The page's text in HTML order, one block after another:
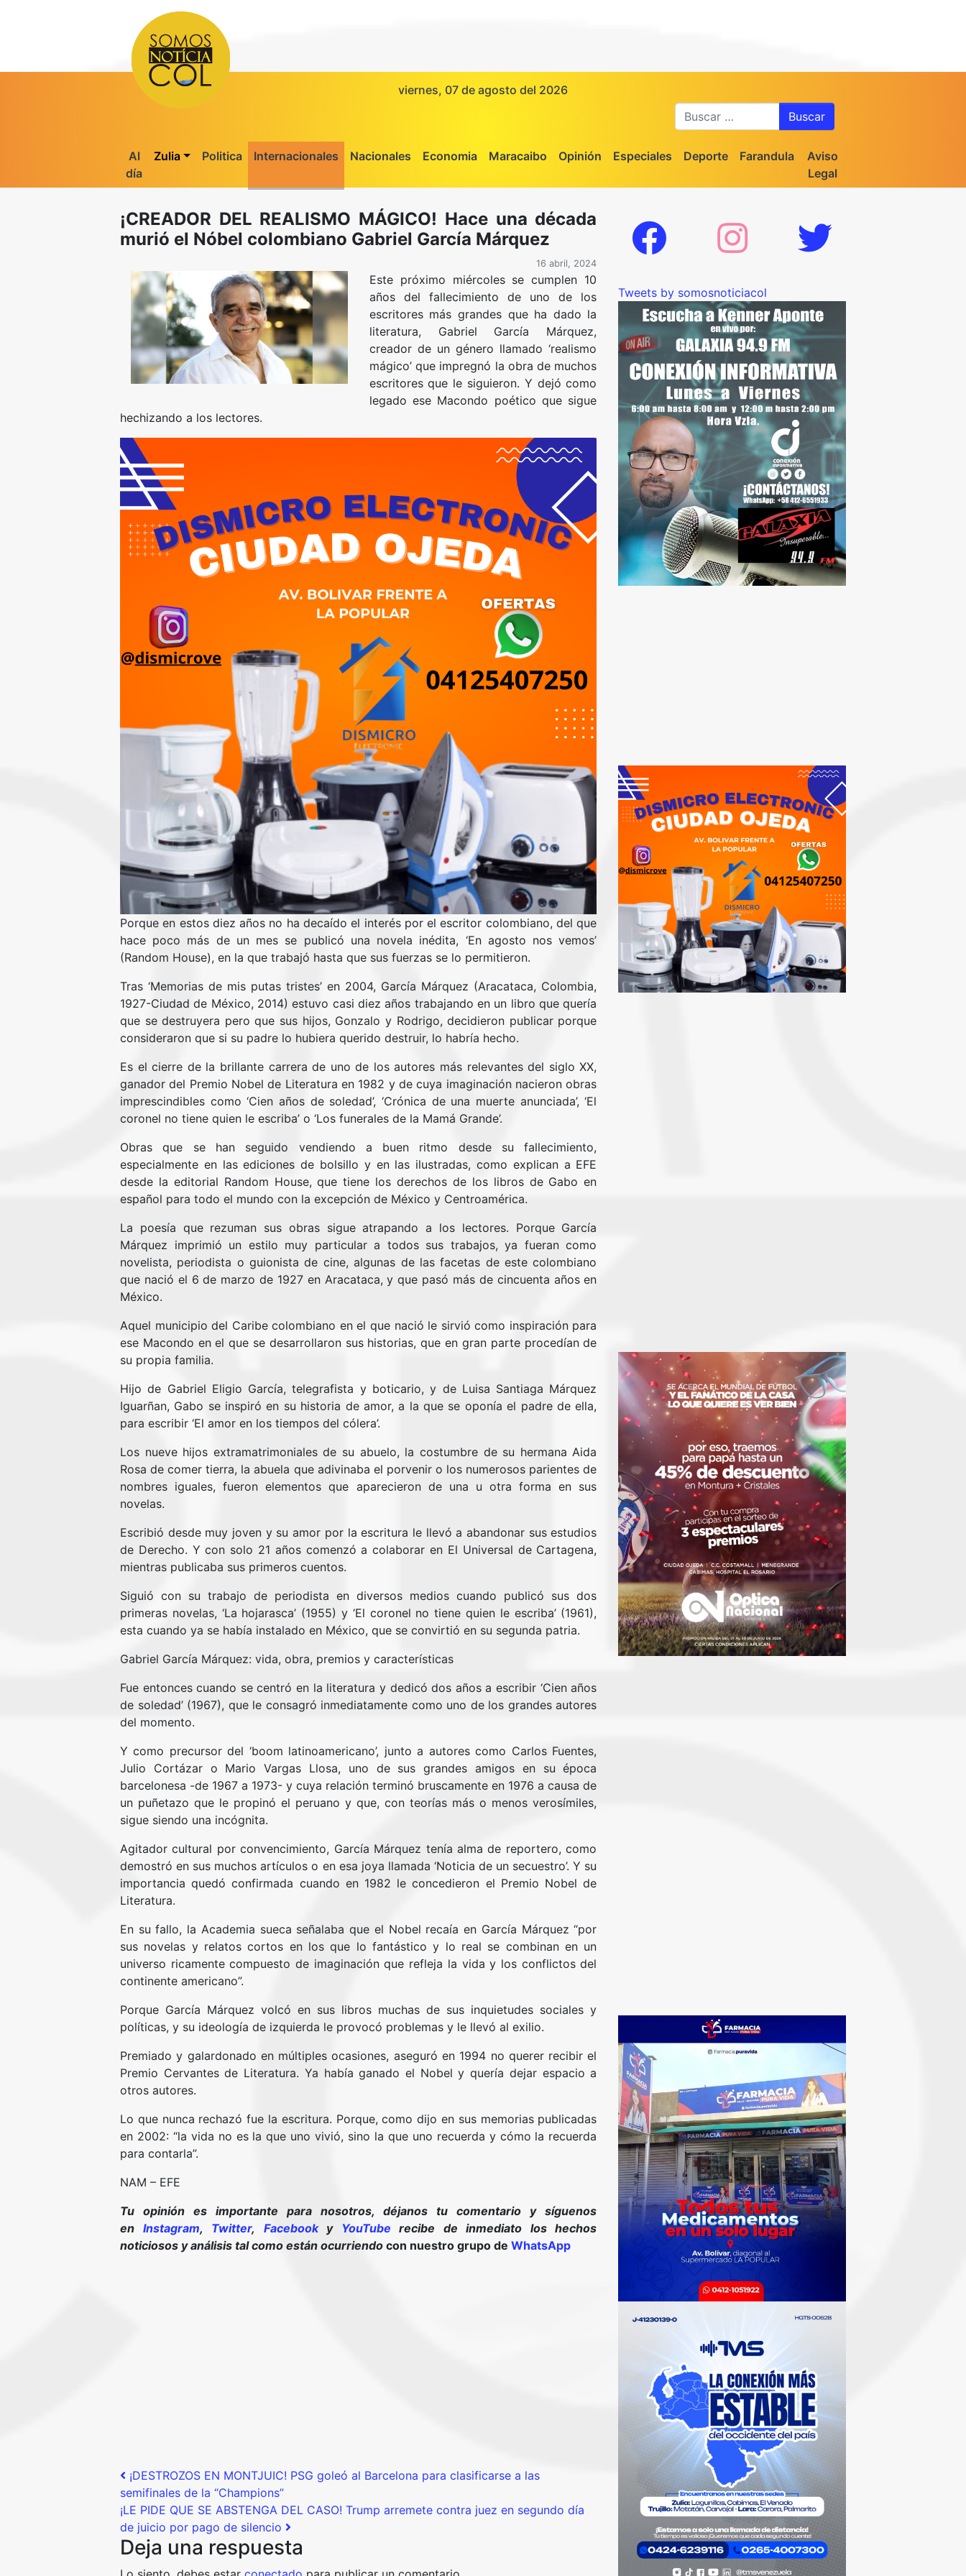
viernes, 07 de agosto del 2026
Al
día
Zulia Politica Internacionales Nacionales Economia Maracaibo Opinión Especiales Deporte Farandula
Aviso
Legal
¡CREADOR DEL REALISMO MÁGICO! Hace una década
murió el Nóbel colombiano Gabriel García Márquez
16 abril, 2024
Este próximo miércoles se cumplen 10
años del fallecimiento de uno de los
escritores más grandes que ha dado la
literatura, Gabriel García Márquez,
creador de un género llamado ‘realismo
mágico’ que impregnó la obra de muchos
escritores que le siguieron. Y dejó como
legado ese Macondo poético que sigue
hechizando a los lectores.
Porque en estos diez años no ha decaído el interés por el escritor colombiano, del que
hace poco más de un mes se publicó una novela inédita, ‘En agosto nos vemos’
(Random House), en la que trabajó hasta que sus fuerzas se lo permitieron.
Tras ‘Memorias de mis putas tristes’ en 2004, García Márquez (Aracataca, Colombia,
1927-Ciudad de México, 2014) estuvo casi diez años trabajando en un libro que quería
que se destruyera pero que sus hijos, Gonzalo y Rodrigo, decidieron publicar porque
consideraron que si su padre lo hubiera querido destruir, lo habría hecho.
Es el cierre de la brillante carrera de uno de los autores más relevantes del siglo XX,
ganador del Premio Nobel de Literatura en 1982 y de cuya imaginación nacieron obras
imprescindibles como ‘Cien años de soledad’, ‘Crónica de una muerte anunciada’, ‘El
coronel no tiene quien le escriba’ o ‘Los funerales de la Mamá Grande’.
Obras que se han seguido vendiendo a buen ritmo desde su fallecimiento,
especialmente en las ediciones de bolsillo y en las ilustradas, como explican a EFE
desde la editorial Random House, que tiene los derechos de los libros de Gabo en
español para todo el mundo con la excepción de México y Centroamérica.
La poesía que rezuman sus obras sigue atrapando a los lectores. Porque García
Márquez imprimió un estilo muy particular a todos sus trabajos, ya fueran como
novelista, periodista o guionista de cine, algunas de las facetas de este colombiano
que nació el 6 de marzo de 1927 en Aracataca, y que pasó más de cincuenta años en
México.
Aquel municipio del Caribe colombiano en el que nació le sirvió como inspiración para
ese Macondo en el que se desarrollaron sus historias, que en gran parte procedían de
su propia familia.
Hijo de Gabriel Eligio García, telegrafista y boticario, y de Luisa Santiaga Márquez
Iguarñan, Gabo se inspiró en su historia de amor, a la que se oponía el padre de ella,
para escribir ‘El amor en los tiempos del cólera’.
Los nueve hijos extramatrimoniales de su abuelo, la costumbre de su hermana Aida
Rosa de comer tierra, la abuela que adivinaba el porvenir o los numerosos parientes de
nombres iguales, fueron elementos que aparecieron de una u otra forma en sus
novelas.
Escribió desde muy joven y su amor por la escritura le llevó a abandonar sus estudios
de Derecho. Y con solo 21 años comenzó a colaborar en El Universal de Cartagena,
mientras publicaba sus primeros cuentos.
Siguió con su trabajo de periodista en diversos medios cuando publicó sus dos
primeras novelas, ‘La hojarasca’ (1955) y ‘El coronel no tiene quien le escriba’ (1961),
esta cuando ya se había instalado en México, que se convirtió en su segunda patria.
Gabriel García Márquez: vida, obra, premios y características
Fue entonces cuando se centró en la literatura y dedicó dos años a escribir ‘Cien años
de soledad’ (1967), que le consagró inmediatamente como uno de los grandes autores
del momento.
Y como precursor del ‘boom latinoamericano’, junto a autores como Carlos Fuentes,
Julio Cortázar o Mario Vargas Llosa, uno de sus grandes amigos en su época
barcelonesa -de 1967 a 1973- y cuya relación terminó bruscamente en 1976 a causa de
un puñetazo que le propinó el peruano y que, con teorías más o menos verosímiles,
sigue siendo una incógnita.
Agitador cultural por convencimiento, García Márquez tenía alma de reportero, como
demostró en sus muchos artículos o en esa joya llamada ‘Noticia de un secuestro’. Y su
importancia quedó confirmada cuando en 1982 le concedieron el Premio Nobel de
Literatura.
En su fallo, la Academia sueca señalaba que el Nobel recaía en García Márquez “por
sus novelas y relatos cortos en los que lo fantástico y lo real se combinan en un
universo ricamente compuesto de imaginación que refleja la vida y los conflictos del
continente americano”.
Porque García Márquez volcó en sus libros muchas de sus inquietudes sociales y
políticas, y su ideología de izquierda le provocó problemas y le llevó al exilio.
Premiado y galardonado en múltiples ocasiones, aseguró en 1994 no querer recibir el
Premio Cervantes de Literatura. Ya había ganado el Nobel y quería dejar espacio a
otros autores.
Lo que nunca rechazó fue la escritura. Porque, como dijo en sus memorias publicadas
en 2002: “la vida no es la que uno vivió, sino la que uno recuerda y cómo la recuerda
para contarla”.
NAM – EFE
Tu opinión es importante para nosotros, déjanos tu comentario y síguenos
en Instagram, Twitter, Facebooky YouTube recibe de inmediato los hechos
noticiosos y análisis tal como están ocurriendo con nuestro grupo de WhatsApp
Post navigation
¡DESTROZOS EN MONTJUIC! PSG goleó al Barcelona para clasificarse a las
semifinales de la “Champions”
¡LE PIDE QUE SE ABSTENGA DEL CASO! Trump arremete contra juez en segundo día
de juicio por pago de silencio
Deja una respuesta
Tweets by somosnoticiacol